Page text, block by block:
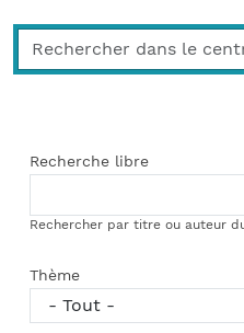
Recherche libre
Rechercher par titre ou auteur
Thème